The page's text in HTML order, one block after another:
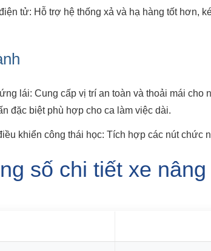
tử: Hỗ trợ hệ thống xả và hạ hàng tốt hơn,
lái: Cung cấp vị trí an toàn và thoải mái
đặc biệt phù hợp cho ca làm việc dài.
khiển công thái học: Tích hợp các nút chức
số chi tiết xe